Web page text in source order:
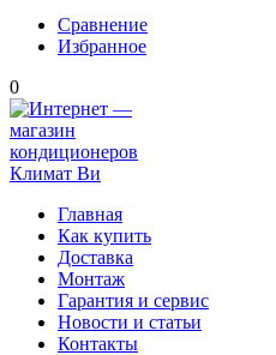
Сравнение
Избранное
0
Главная
Как купить
Доставка
Монтаж
Гарантия и сервис
Новости и статьи
Контакты